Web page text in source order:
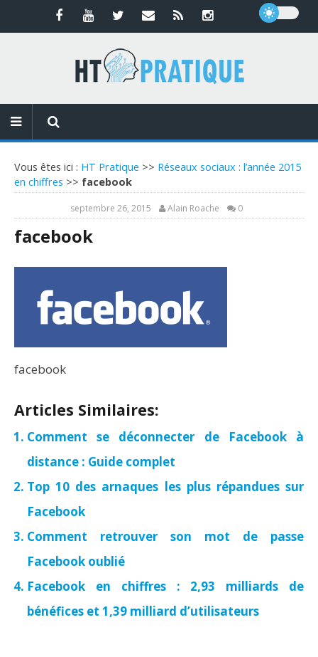
Vous êtes ici : HT Pratique >> Réseaux sociaux : l’année 2015
en chiffres >> facebook
septembre 26, 2015 Alain Roache 0
facebook
facebook
Articles Similaires:
Comment se déconnecter de Facebook à
distance : Guide complet
Top 10 des arnaques les plus répandues sur
Facebook
Comment retrouver son mot de passe
Facebook oublié
Facebook en chiffres : 2,93 milliards de
bénéfices et 1,39 milliard d’utilisateurs